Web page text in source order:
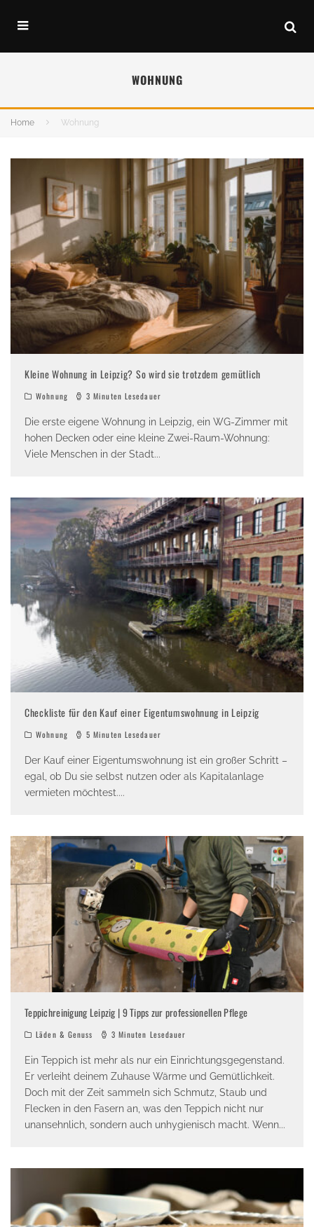
WOHNUNG
Home Wohnung
Kleine Wohnung in Leipzig? So wird sie trotzdem gemütlich
Wohnung 3 Minuten Lesedauer
Die erste eigene Wohnung in Leipzig, ein WG-Zimmer mit
hohen Decken oder eine kleine Zwei-Raum-Wohnung:
Viele Menschen in der Stadt...
Checkliste für den Kauf einer Eigentumswohnung in Leipzig
Wohnung 5 Minuten Lesedauer
Der Kauf einer Eigentumswohnung ist ein großer Schritt –
egal, ob Du sie selbst nutzen oder als Kapitalanlage
vermieten möchtest....
Teppichreinigung Leipzig | 9 Tipps zur professionellen Pflege
Läden & Genuss 3 Minuten Lesedauer
Ein Teppich ist mehr als nur ein Einrichtungsgegenstand.
Er verleiht deinem Zuhause Wärme und Gemütlichkeit.
Doch mit der Zeit sammeln sich Schmutz, Staub und
Flecken in den Fasern an, was den Teppich nicht nur
unansehnlich, sondern auch unhygienisch macht. Wenn...